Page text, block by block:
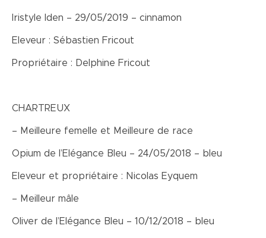
Iristyle Iden – 29/05/2019 – cinnamon
Eleveur : Sébastien Fricout
Propriétaire : Delphine Fricout
CHARTREUX
– Meilleure femelle et Meilleure de race
Opium de l’Elégance Bleu – 24/05/2018 – bleu
Eleveur et propriétaire : Nicolas Eyquem
– Meilleur mâle
Oliver de l’Elégance Bleu – 10/12/2018 – bleu